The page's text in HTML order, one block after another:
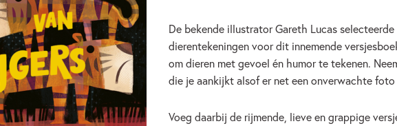
De bekende illustrator Gareth Lucas
dierentekeningen voor dit innemende
om dieren met gevoel én humor te tekenen.
die je aankijkt alsof er net een onverwachte
Voeg daarbij de rijmende, lieve en grappige